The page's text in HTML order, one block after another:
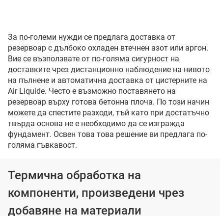
За по-големи нужди се предлага доставка от
резервоар с дълбоко охладен втечнен азот или аргон.
Вие се възползвате от по-голяма сигурност на
доставките чрез дистанционно наблюдение на нивото
на пълнене и автоматична доставка от цистерните на
Air Liquide. Често е възможно поставянето на
резервоар върху готова бетонна плоча. По този начин
можете да спестите разходи, тъй като при достатъчно
твърда основа не е необходимо да се изгражда
фундамент. Освен това това решение ви предлага по-
голяма гъвкавост.
Термична обработка на
компоненти, произведени чрез
добавяне на материали